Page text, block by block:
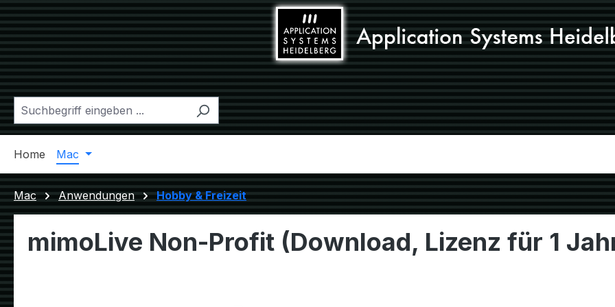
Hauptinhalt springen
Zur Suche springen
Zur Hauptnavigation springen
Home Mac
Mac Anwendungen Hobby & Freizeit
mimoLive Non-Profit (Download, Lizenz für 1